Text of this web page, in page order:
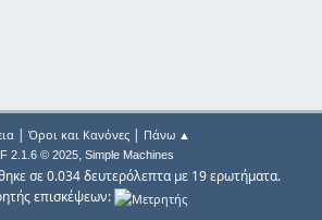
| Όροι και Κανόνες| Πάνω ▲
2.1.6 © 2025, Simple Machines
σε 0.034 δευτερόλεπτα με 19 ερωτήματα.
επισκέψεων: